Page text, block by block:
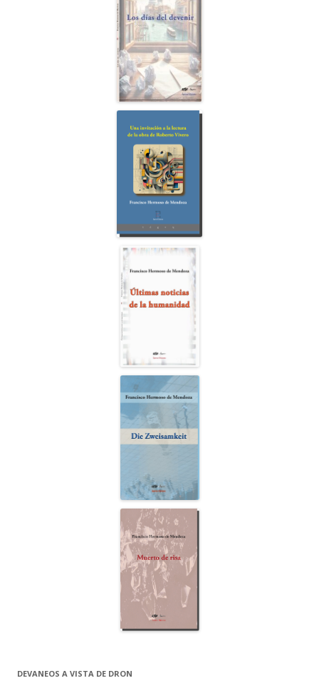
DEVANEOS A VISTA DE DRON